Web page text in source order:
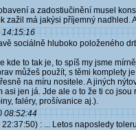
a zadostiučinění musel
zažil má jakýsi příjemný nadhled.
14:15:16
sociálně hluboko položeného
kde to tak je, to spíš my jsme
můžeš použít, s těmi komplety
na míru nositele. A jiných
asi jen já. Jde ale o to že ti co
faléry, prošívanice aj.).
08:52:44
: ... Letos naposledy